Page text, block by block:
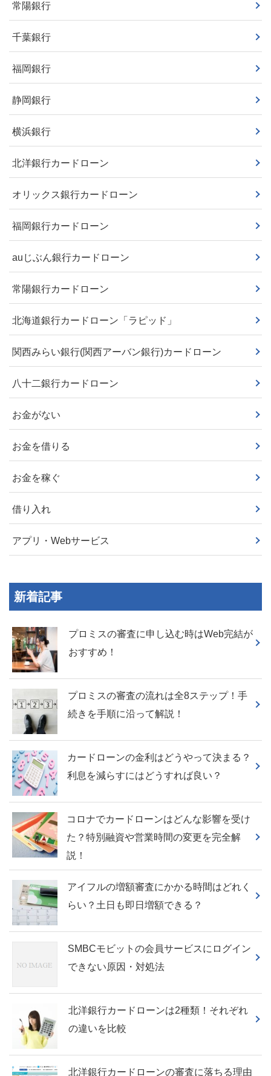
常陽銀行
千葉銀行
福岡銀行
静岡銀行
横浜銀行
北洋銀行カードローン
オリックス銀行カードローン
福岡銀行カードローン
auじぶん銀行カードローン
常陽銀行カードローン
北海道銀行カードローン「ラピッド」
関西みらい銀行(関西アーバン銀行)カードローン
八十二銀行カードローン
お金がない
お金を借りる
お金を稼ぐ
借り入れ
アプリ・Webサービス
新着記事
プロミスの審査に申し込む時はWeb完結が
おすすめ！
プロミスの審査の流れは全8ステップ！手
続きを手順に沿って解説！
カードローンの金利はどうやって決まる？
利息を減らすにはどうすれば良い？
コロナでカードローンはどんな影響を受け
た？特別融資や営業時間の変更を完全解
説！
アイフルの増額審査にかかる時間はどれく
らい？土日も即日増額できる？
SMBCモビットの会員サービスにログイン
できない原因・対処法
北洋銀行カードローンは2種類！それぞれ
の違いを比較
北洋銀行カードローンの審査に落ちる理由